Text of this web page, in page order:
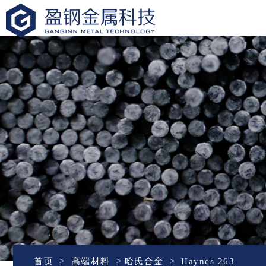
盈钢金属
首页 高端材料 哈氏合金 Haynes 263